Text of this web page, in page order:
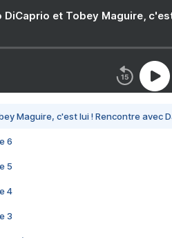
DiCaprio et Tobey Maguire,
Maguire, c'est lui ! Rencontre avec
6
5
4
3